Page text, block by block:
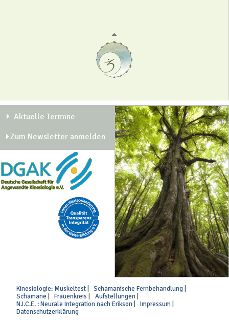
Aktuelle Termine
Zum Newsletter anmelden
Kinesiologie: Muskeltest
Schamanische Fernbehandlung
Schamane
Frauenkreis
Aufstellungen
N.I.C.E. : Neurale Integration nach Erikson
Impressum
Datenschutzerklärung